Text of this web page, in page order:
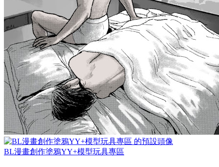
BL漫畫創作塗鴉YY+模型玩具專區